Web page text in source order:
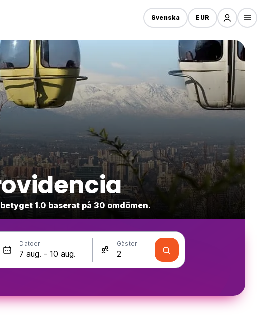
Svenska EUR
1.0 baserat på 30 omdömen.
Datoer Gäster